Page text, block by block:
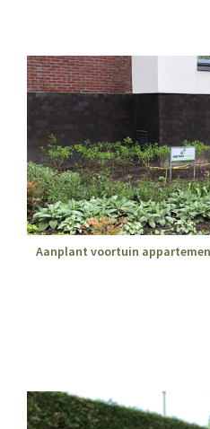
Aanplant voortuin